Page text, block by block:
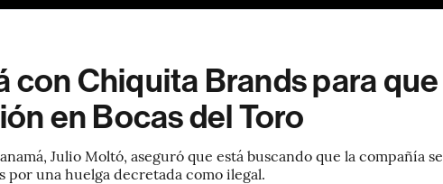
con Chiquita Brands para que
en Bocas del Toro
Julio Moltó, aseguró que está buscando que la compañía se
por una huelga decretada como ilegal.